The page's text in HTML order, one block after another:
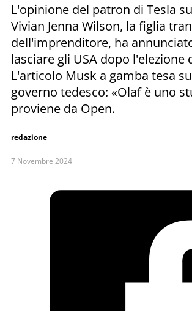
L'opinione del patron di Tesla
Vivian Jenna Wilson, la figlia
dell'imprenditore, ha
lasciare gli USA dopo l'elezione
L'articolo Musk a gamba tesa
governo tedesco: «Olaf è uno
proviene da Open.
redazione
7 Novembre 2024